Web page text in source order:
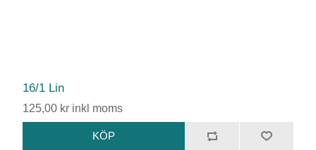
16/1 Lin
125,00 kr inkl moms